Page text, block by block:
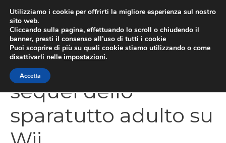
contenuto
The Conduit 2, il
sequel dello
sparatutto adulto su
Utilizziamo i cookie per offrirti la migliore esperienza sul nostro
sito web.
Cliccando sulla pagina, effettuando lo scroll o chiudendo il
banner, presti il consenso all’uso di tutti i cookie
Puoi scoprire di più su quali cookie stiamo utilizzando o come
disattivarli nelle impostazioni.
Accetta